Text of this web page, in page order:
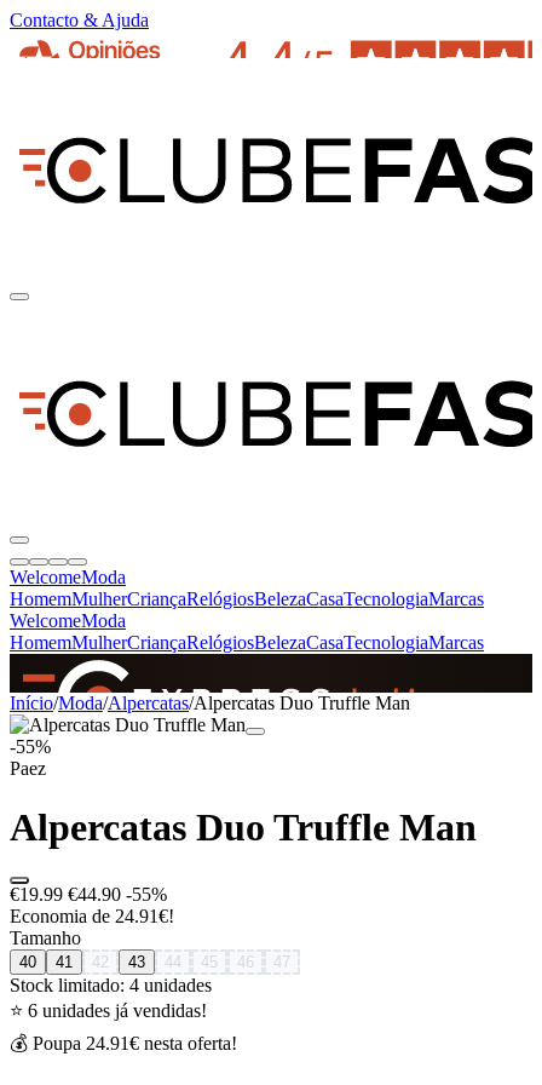
Contacto & Ajuda
WelcomeModa
HomemMulherCriançaRelógiosBelezaCasaTecnologiaMarcas
WelcomeModa
HomemMulherCriançaRelógiosBelezaCasaTecnologiaMarcas
SINCE 2005
Início/Moda/Alpercatas/Alpercatas Duo Truffle Man
-55%
Paez
Alpercatas Duo Truffle Man
€19.99 €44.90 -55%
Economia de 24.91€!
Tamanho
40 41 42 43 44 45 46 47
Stock limitado: 4 unidades
⭐ 6 unidades já vendidas!
💰 Poupa 24.91€ nesta oferta!